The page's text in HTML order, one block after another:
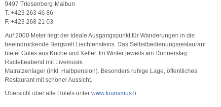
9497 Triesenberg-Malbun
T. +423 263 46 86
F. +423 268 21 03
Auf 2000 Meter liegt der ideale Ausgangspunkt für Wanderungen in die
beeindruckende Bergwelt Liechtensteins. Das Selbstbedienungsrestaurant
bietet Gutes aus Küche und Keller. Im Winter jeweils am Donnerstag
Racletteabend mit Livemusik.
Matratzenlager (inkl. Halbpension). Besonders ruhige Lage, öffentliches
Restaurant mit schöner Aussicht.
Übersicht über alle Hotels unter www.tourismus.li.